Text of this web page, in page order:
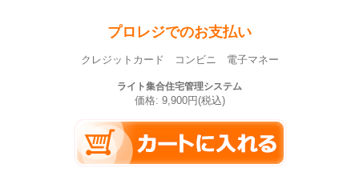
プロレジでのお支払い
クレジットカード コンビニ 電子マネー
ライト集合住宅管理システム
価格: 9,900円(税込)